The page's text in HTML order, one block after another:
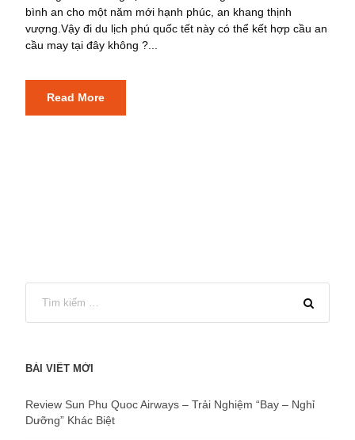
bình an cho một năm mới hạnh phúc, an khang thịnh
vượng.Vậy đi du lịch phú quốc tết này có thể kết hợp cầu an
cầu may tại đây không ?...
Read More
BÀI VIẾT MỚI
Review Sun Phu Quoc Airways – Trải Nghiệm “Bay – Nghỉ
Dưỡng” Khác Biệt